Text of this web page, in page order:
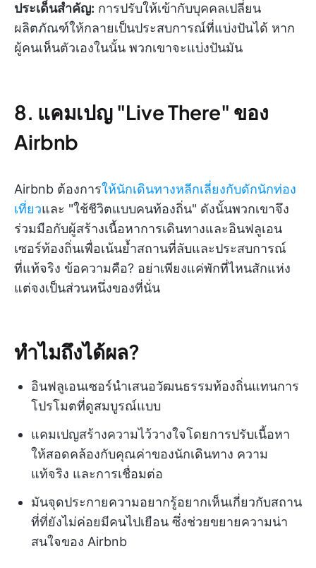
ประเด็นสำคัญ: การปรับให้เข้ากับบุคคลเปลี่ยน
ผลิตภัณฑ์ให้กลายเป็นประสบการณ์ที่แบ่งปันได้ หาก
ผู้คนเห็นตัวเองในนั้น พวกเขาจะแบ่งปันมัน
8. แคมเปญ "Live There" ของ
Airbnb
Airbnb ต้องการให้นักเดินทางหลีกเลี่ยงกับดักนักท่อง
เที่ยวและ "ใช้ชีวิตแบบคนท้องถิ่น" ดังนั้นพวกเขาจึง
ร่วมมือกับผู้สร้างเนื้อหาการเดินทางและอินฟลูเอน
เซอร์ท้องถิ่นเพื่อเน้นย้ำสถานที่ลับและประสบการณ์
ที่แท้จริง ข้อความคือ? อย่าเพียงแค่พักที่ไหนสักแห่ง
แต่จงเป็นส่วนหนึ่งของที่นั่น
ทำไมถึงได้ผล?
อินฟลูเอนเซอร์นำเสนอวัฒนธรรมท้องถิ่นแทนการ
โปรโมตที่ดูสมบูรณ์แบบ
แคมเปญสร้างความไว้วางใจโดยการปรับเนื้อหา
ให้สอดคล้องกับคุณค่าของนักเดินทาง ความ
แท้จริง และการเชื่อมต่อ
มันจุดประกายความอยากรู้อยากเห็นเกี่ยวกับสถาน
ที่ที่ยังไม่ค่อยมีคนไปเยือน ซึ่งช่วยขยายความน่า
สนใจของ Airbnb